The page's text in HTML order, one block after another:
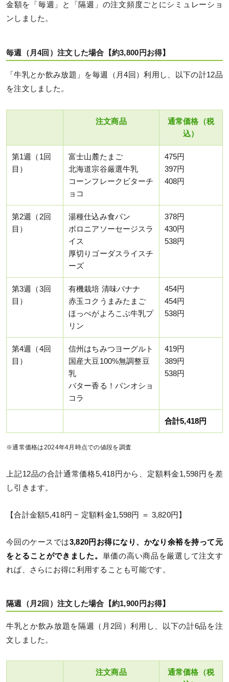
金額を「毎週」と「隔週」の注文頻度ごとにシミュレーショ
ンしました。
毎週（月4回）注文した場合【約3,800円お得】
「牛乳とか飲み放題」を毎週（月4回）利用し、以下の計12品
を注文しました。
注文商品
通常価格（税
込）
第1週（1回
目）
富士山麓たまご
北海道宗谷厳選牛乳
コーンフレークビターチ
ョコ
475円
397円
408円
第2週（2回
目）
湯種仕込み食パン
ボロニアソーセージスラ
イス
厚切りゴーダスライスチ
ーズ
378円
430円
538円
第3週（3回
目）
有機栽培 清味バナナ
赤玉コクうまみたまご
ほっぺがよろこぶ牛乳プ
リン
454円
454円
538円
第4週（4回
目）
信州はちみつヨーグルト
国産大豆100%無調整豆
乳
バター香る！パンオショ
コラ
419円
389円
538円
合計5,418円
※通常価格は2024年4月時点での値段を調査
上記12品の合計通常価格5,418円から、定額料金1,598円を差
し引きます。
【合計金額5,418円 − 定額料金1,598円 ＝ 3,820円】
今回のケースでは3,820円お得になり、かなり余裕を持って元
をとることができました。 単価の高い商品を厳選して注文す
れば、さらにお得に利用することも可能です。
隔週（月2回）注文した場合【約1,900円お得】
牛乳とか飲み放題を隔週（月2回）利用し、以下の計6品を注
文しました。
注文商品
通常価格（税